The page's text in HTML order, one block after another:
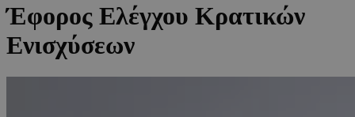
Έφορος Ελέγχου Κρατικών
Ενισχύσεων